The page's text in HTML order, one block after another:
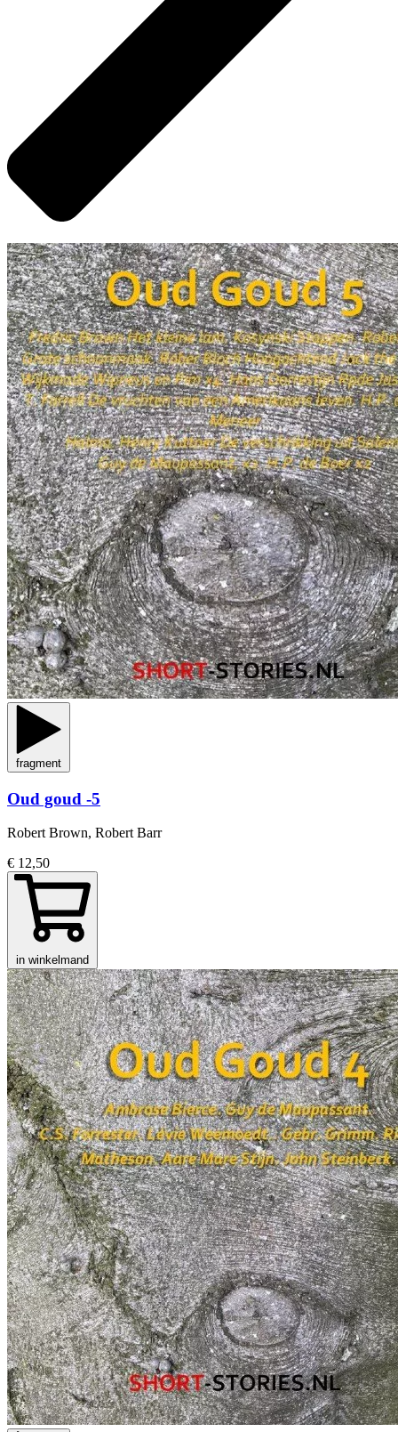
fragment
Oud goud -5
Robert Brown, Robert Barr
€ 12,50
in winkelmand